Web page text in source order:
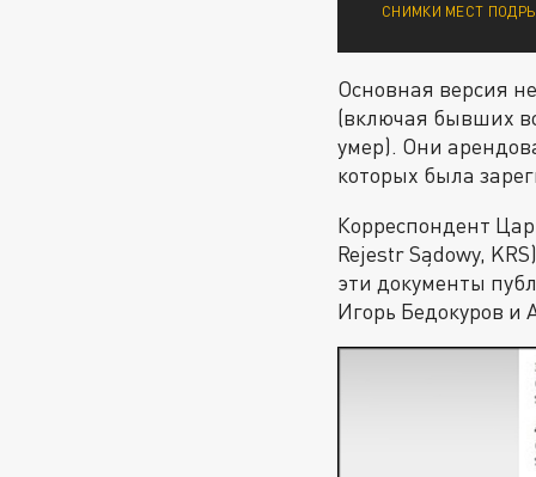
СНИМКИ МЕСТ
Основная версия
(включая бывших
умер). Они
которых была
Корреспондент
Rejestr Sądowy,
эти документы
Игорь Бедокуров и